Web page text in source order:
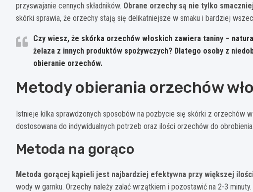
przyswajanie cennych składników. Obrane orzechy są nie tylko
skórki sprawia, że orzechy stają się delikatniejsze w smaku i bardziej
Czy wiesz, że skórka orzechów włoskich zawiera taniny –
żelaza z innych produktów spożywczych? Dlatego osoby z
obieranie orzechów.
Metody obierania orzechów
Istnieje kilka sprawdzonych sposobów na pozbycie się skórki z orzechów
dostosowana do indywidualnych potrzeb oraz ilości orzechów do obrobienia.
Metoda na gorąco
Metoda gorącej kąpieli jest najbardziej efektywna przy większej
wody w garnku. Orzechy należy zalać wrzątkiem i pozostawić na 2-3